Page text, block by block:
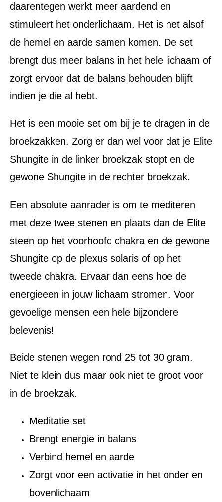
daarentegen werkt meer aardend en
stimuleert het onderlichaam. Het is net alsof
de hemel en aarde samen komen. De set
brengt dus meer balans in het hele lichaam of
zorgt ervoor dat de balans behouden blijft
indien je die al hebt.
Het is een mooie set om bij je te dragen in de
broekzakken. Zorg er dan wel voor dat je Elite
Shungite in de linker broekzak stopt en de
gewone Shungite in de rechter broekzak.
Een absolute aanrader is om te mediteren
met deze twee stenen en plaats dan de Elite
steen op het voorhoofd chakra en de gewone
Shungite op de plexus solaris of op het
tweede chakra. Ervaar dan eens hoe de
energieeen in jouw lichaam stromen. Voor
gevoelige mensen een hele bijzondere
belevenis!
Beide stenen wegen rond 25 tot 30 gram.
Niet te klein dus maar ook niet te groot voor
in de broekzak.
Meditatie set
Brengt energie in balans
Verbind hemel en aarde
Zorgt voor een activatie in het onder en
bovenlichaam